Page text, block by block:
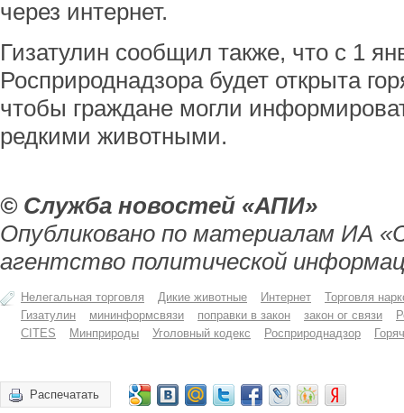
через интернет.
Гизатулин сообщил также, что с 1
Росприроднадзора будет открыта
чтобы граждане могли
редкими животными.
© Служба новостей «АПИ»
Опубликовано по материалам ИА
агентство политической
Нелегальная торговля Дикие животные Интернет
Торговля
Гизатулин
мининформсвязи поправки в закон закон ог связи
CITES
Минприроды Уголовный кодекс Росприроднадзор
Распечатать